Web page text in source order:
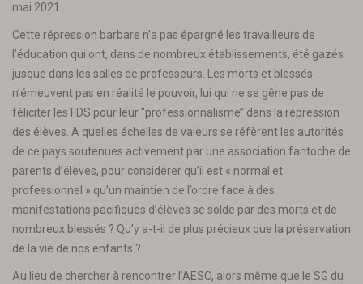
mai 2021.
Cette répression barbare n’a pas épargné les travailleurs de
l’éducation qui ont, dans de nombreux établissements, été gazés
jusque dans les salles de professeurs. Les morts et blessés
n’émeuvent pas en réalité le pouvoir, lui qui ne se gêne pas de
féliciter les FDS pour leur ‘’professionnalisme’’ dans la répression
des élèves. A quelles échelles de valeurs se réfèrent les autorités
de ce pays soutenues activement par une association fantoche de
parents d’élèves, pour considérer qu’il est « normal et
professionnel » qu’un maintien de l’ordre face à des
manifestations pacifiques d’élèves se solde par des morts et de
nombreux blessés ? Qu’y a-t-il de plus précieux que la préservation
de la vie de nos enfants ?
Au lieu de chercher à rencontrer l’AESO, alors même que le SG du